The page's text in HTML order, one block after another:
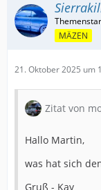
MÄZEN
21. Oktober 2025 um
Zitat von
Hallo Martin,
was hat sich
Gruß - Kay